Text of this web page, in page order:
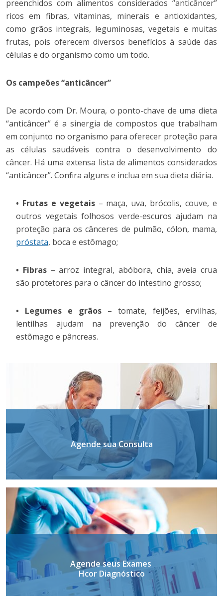
preenchidos com alimentos considerados “anticâncer”
ricos em fibras, vitaminas, minerais e antioxidantes,
como grãos integrais, leguminosas, vegetais e muitas
frutas, pois oferecem diversos benefícios à saúde das
células e do organismo como um todo.
Os campeões “anticâncer”
De acordo com Dr. Moura, o ponto-chave de uma dieta
“anticâncer” é a sinergia de compostos que trabalham
em conjunto no organismo para oferecer proteção para
as células saudáveis contra o desenvolvimento do
câncer. Há uma extensa lista de alimentos considerados
“anticâncer”. Confira alguns e inclua em sua dieta diária.
• Frutas e vegetais– maça, uva, brócolis, couve, e
outros vegetais folhosos verde-escuros ajudam na
proteção para os cânceres de pulmão, cólon, mama,
próstata, boca e estômago;
• Fibras– arroz integral, abóbora, chia, aveia crua
são protetores para o câncer do intestino grosso;
• Legumes e grãos – tomate, feijões, ervilhas,
lentilhas ajudam na prevenção do câncer de
estômago e pâncreas.
Agende sua Consulta
Agende seus Exames
Hcor Diagnóstico